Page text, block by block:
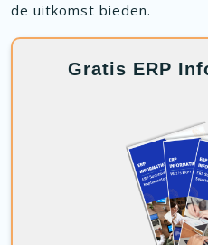
de uitkomst bieden.
Gratis ERP